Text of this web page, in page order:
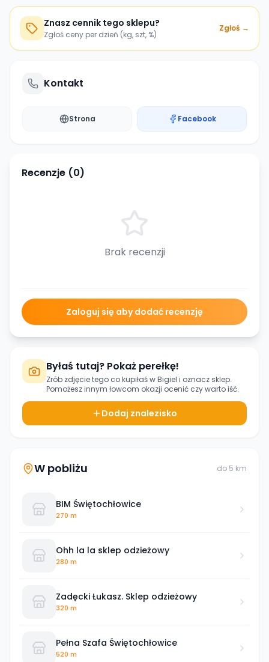
Znasz cennik tego sklepu?
Zgłoś ceny per dzień (kg, szt, %)
Zgłoś →
Kontakt
Strona Facebook
Recenzje (0)
Brak recenzji
Zaloguj się aby dodać recenzję
Byłaś tutaj? Pokaż perełkę!
Zrób zdjęcie tego co kupiłaś wBigiel i oznacz sklep.
Pomożesz innym łowcom okazji ocenić czy warto iść.
Dodaj znalezisko
W pobliżu do 5 km
BIM Świętochłowice
270 m
Ohh la la sklep odzieżowy
280 m
Zadęcki Łukasz. Sklep odzieżowy
320 m
Pełna Szafa Świętochłowice
520 m